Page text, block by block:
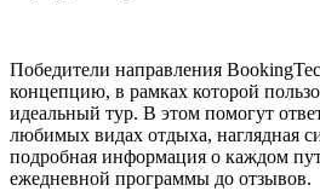
Победители направления
концепцию, в рамках которой
идеальный тур. В этом помогут
любимых видах отдыха, наглядная
подробная информация о каждом
ежедневной программы до отзывов.